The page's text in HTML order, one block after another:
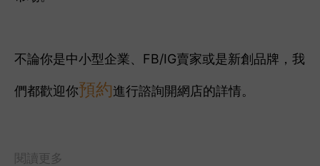
不論你是中小型企業、FB/IG賣家或是新創品牌，我
們都歡迎你預約進行諮詢開網店的詳情。
閱讀更多